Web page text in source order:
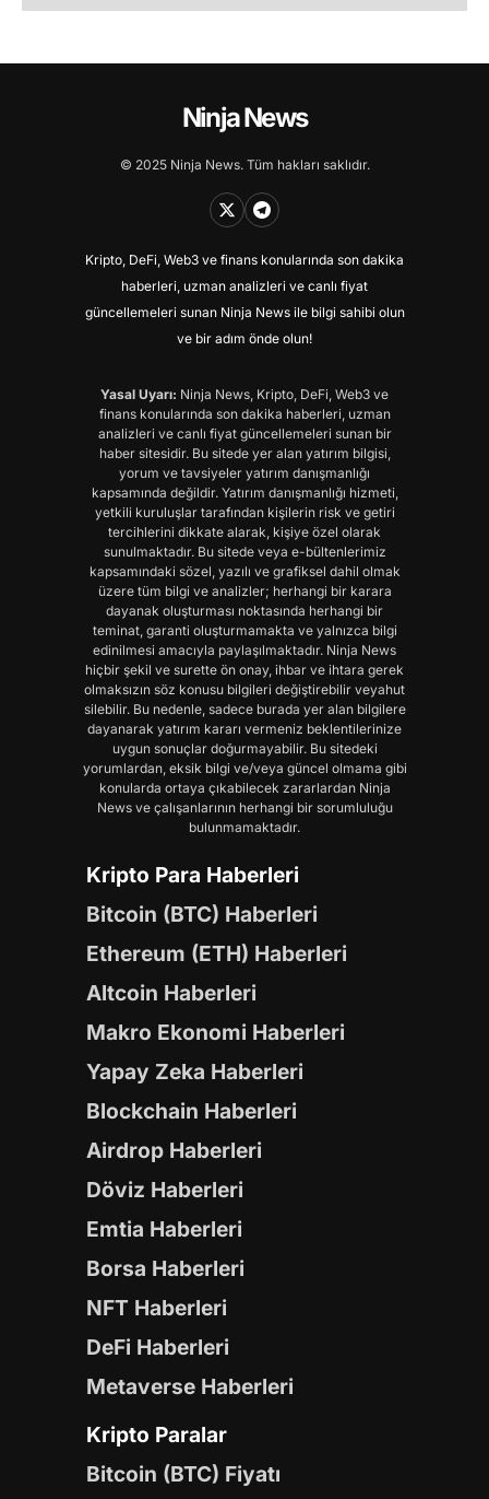
Ninja News
© 2025 Ninja News. Tüm hakları saklıdır.
Kripto, DeFi, Web3 ve finans konularında son dakika
haberleri, uzman analizleri ve canlı fiyat
güncellemeleri sunan Ninja News ile bilgi sahibi olun
ve bir adım önde olun!
Yasal Uyarı: Ninja News, Kripto, DeFi, Web3 ve
finans konularında son dakika haberleri, uzman
analizleri ve canlı fiyat güncellemeleri sunan bir
haber sitesidir. Bu sitede yer alan yatırım bilgisi,
yorum ve tavsiyeler yatırım danışmanlığı
kapsamında değildir. Yatırım danışmanlığı hizmeti,
yetkili kuruluşlar tarafından kişilerin risk ve getiri
tercihlerini dikkate alarak, kişiye özel olarak
sunulmaktadır. Bu sitede veya e-bültenlerimiz
kapsamındaki sözel, yazılı ve grafiksel dahil olmak
üzere tüm bilgi ve analizler; herhangi bir karara
dayanak oluşturması noktasında herhangi bir
teminat, garanti oluşturmamakta ve yalnızca bilgi
edinilmesi amacıyla paylaşılmaktadır. Ninja News
hiçbir şekil ve surette ön onay, ihbar ve ihtara gerek
olmaksızın söz konusu bilgileri değiştirebilir veyahut
silebilir. Bu nedenle, sadece burada yer alan bilgilere
dayanarak yatırım kararı vermeniz beklentilerinize
uygun sonuçlar doğurmayabilir. Bu sitedeki
yorumlardan, eksik bilgi ve/veya güncel olmama gibi
konularda ortaya çıkabilecek zararlardan Ninja
News ve çalışanlarının herhangi bir sorumluluğu
bulunmamaktadır.
Kripto Para Haberleri
Bitcoin (BTC) Haberleri
Ethereum (ETH) Haberleri
Altcoin Haberleri
Makro Ekonomi Haberleri
Yapay Zeka Haberleri
Blockchain Haberleri
Airdrop Haberleri
Döviz Haberleri
Emtia Haberleri
Borsa Haberleri
NFT Haberleri
DeFi Haberleri
Metaverse Haberleri
Kripto Paralar
Bitcoin (BTC) Fiyatı